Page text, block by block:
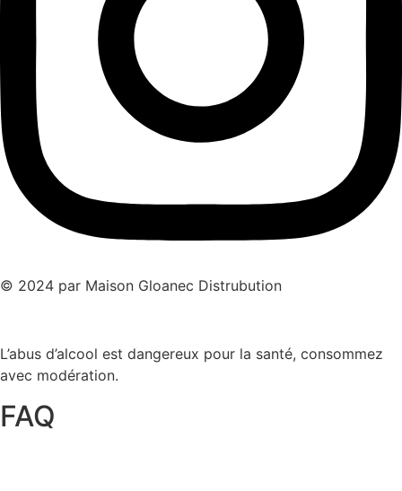
© 2024 par Maison Gloanec Distrubution
L’abus d’alcool est dangereux pour la santé, consommez
avec modération.
FAQ